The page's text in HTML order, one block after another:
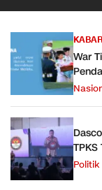
War
Politik